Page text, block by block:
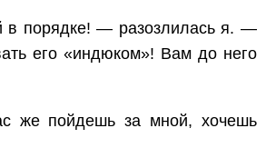
порядке! — разозлилась я. —
его «индюком»! Вам до него
же пойдешь за мной, хочешь